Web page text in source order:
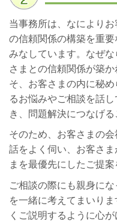
当事務所は、なによりお
の信頼関係の構築を重要
みなしています。なぜな
さまとの信頼関係が築か
そ、お客さまの内に秘め
るお悩みやご相談を話
き、問題解決につなげる
そのため、お客さまの
話をよく伺い、お客さ
まを最優先にしたご提案
ご相談の際にも親身に
を一緒に考えてまいり
くご説明するように心